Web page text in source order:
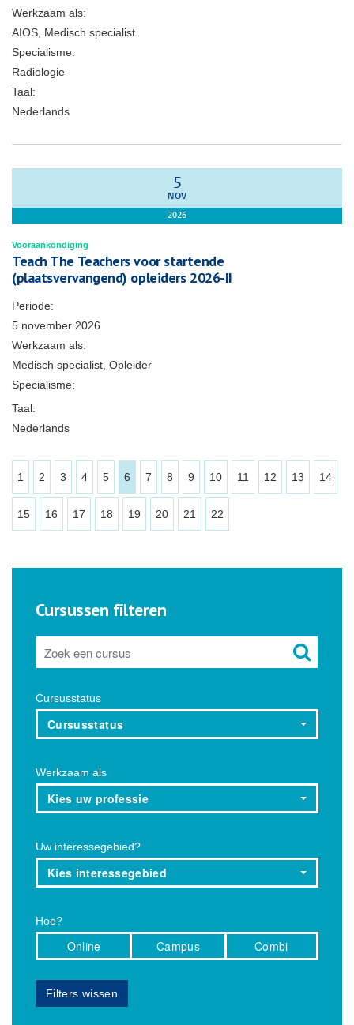
Werkzaam als:
AIOS, Medisch specialist
Specialisme:
Radiologie
Taal:
Nederlands
5
NOV
2026
Vooraankondiging
Teach The Teachers voor startende
(plaatsvervangend) opleiders 2026-II
Periode:
5 november 2026
Werkzaam als:
Medisch specialist, Opleider
Specialisme:
Taal:
Nederlands
1 2 3 4 5 6 7 8 9 10 11 12 13 14
15 16 17 18 19 20 21 22
Cursussen filteren
Cursusstatus
Cursusstatus
Werkzaam als
Kies uw professie
Uw interessegebied?
Kies interessegebied
Hoe?
Online Campus Combi
Filters wissen